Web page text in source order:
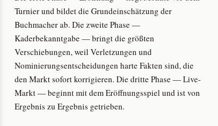
Turnier und bildet die Grundeinschätzung der
Buchmacher ab. Die zweite Phase —
Kaderbekanntgabe — bringt die größten
Verschiebungen, weil Verletzungen und
Nominierungsentscheidungen harte Fakten sind, die
den Markt sofort korrigieren. Die dritte Phase — Live-
Markt — beginnt mit dem Eröffnungsspiel und ist von
Ergebnis zu Ergebnis getrieben.